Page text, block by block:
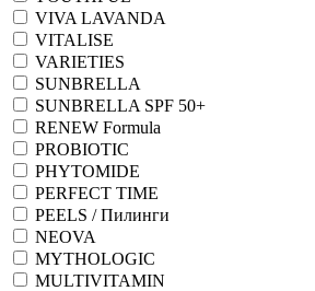
VIVA LAVANDA
VITALISE
VARIETIES
SUNBRELLA
SUNBRELLA SPF 50+
RENEW Formula
PROBIOTIC
PHYTOMIDE
PERFECT TIME
PEELS / Пилинги
NEOVA
MYTHOLOGIC
MULTIVITAMIN